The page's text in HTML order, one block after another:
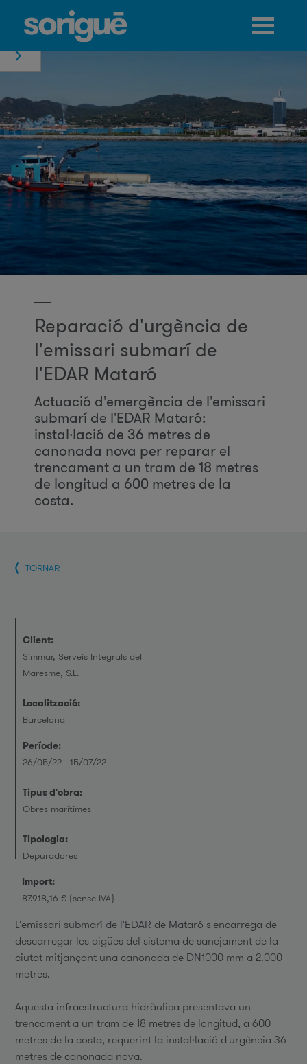
Jump to navigation
Reparació d'urgència de
l'emissari submarí de
l'EDAR Mataró
Actuació d'emergència de l'emissari
submarí de l'EDAR Mataró:
instal·lació de 36 metres de
canonada nova per reparar el
trencament a un tram de 18 metres
de longitud a 600 metres de la
costa.
TORNAR
Client:
Simmar, Serveis Integrals del
Maresme, S.L.
Localització:
Barcelona
Període:
26/05/22 - 15/07/22
Tipus d'obra:
Obres marítimes
Tipologia:
Depuradores
Import:
87.918,16 € (sense IVA)
L'emissari submarí de l'EDAR de Mataró s'encarrega de
descarregar les aigües del sistema de sanejament de la
ciutat mitjançant una canonada de DN1000 mm a 2.000
metres.
Aquesta infraestructura hidràulica presentava un
trencament a un tram de 18 metres de longitud, a 600
metres de la costa, requerint la instal·lació d'urgència 36
metres de canonada nova.
Menú